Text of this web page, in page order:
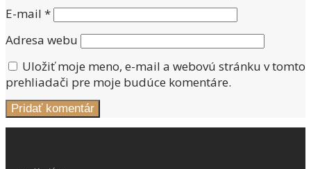
E-mail *
Adresa webu
Uložiť moje meno, e-mail a webovú stránku v tomto
prehliadači pre moje budúce komentáre.